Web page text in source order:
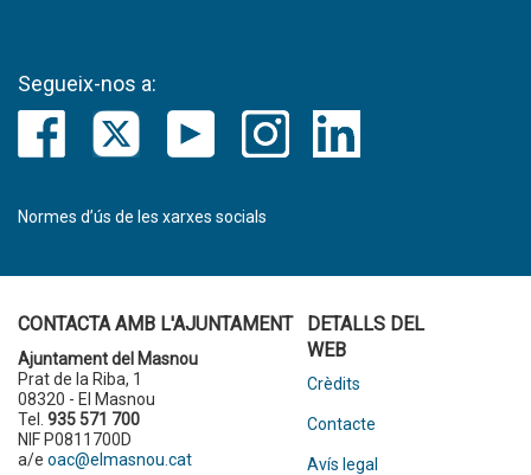
Segueix-nos a:
Normes d’ús de les xarxes socials
CONTACTA AMB L'AJUNTAMENT
Ajuntament del Masnou
Prat de la Riba, 1
08320 - El Masnou
Tel. 935 571 700
NIF P0811700D
a/e oac@elmasnou.cat
DETALLS DEL
WEB
Crèdits
Contacte
Avís legal